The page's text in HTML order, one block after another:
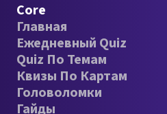
Core
Главная
Ежедневный Quiz
Quiz По Темам
Квизы По Картам
Головоломки
Гайды